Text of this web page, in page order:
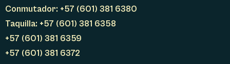
Conmutador: +57 (601) 381 6380
Taquilla: +57 (601) 381 6358
+57 (601) 381 6359
+57 (601) 381 6372